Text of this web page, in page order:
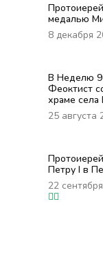
медалью
8 декабря
В Неделю
Феоктист
храме
25 августа
Петру I в
22